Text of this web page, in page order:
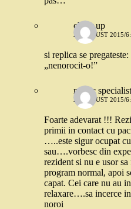
cheer up
28 AUGUST 2015/
si replica se pregateste:
„nenorocit-o!”
medic
28 AUGUST 2015/
Foarte adevarat !!!
primii in contact cu
…..este sigur ocupat
sau….vorbesc din
rezident si nu e usor
program normal, apoi
capat. Cei care nu au
relaxare….sa incerce
noroi